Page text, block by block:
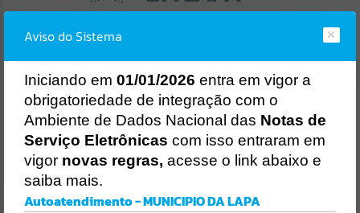
GERAL
MUNICÍPIO
LICITAÇÕES
NOTA FISCAL
ELETRÔNICA
Aviso do Sistema
Iniciando em 01/01/2026 entra em vigor a
obrigatoriedade de integração com o
Ambiente de Dados Nacional das Notas de
Serviço Eletrônicas com isso entraram em
vigor novas regras, acesse o link abaixo e
saiba mais.
Autoatendimento - MUNICIPIO DA LAPA
Erro
Gerenciamento do Sistema
Ocorreu um erro de script: